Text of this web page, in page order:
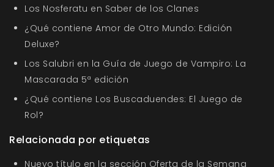
Los Nosferatu en Saber de los Clanes
¿Qué contiene Amor de Otro Mundo: Edición
Deluxe?
Los Salubri en la Guía de Juego de Vampiro: La
Mascarada 5ª edición
¿Qué contiene Los Buscaduendes: El Juego de
Rol?
Relacionada por etiquetas
Nuevo título en la sección Oferta de la Semana